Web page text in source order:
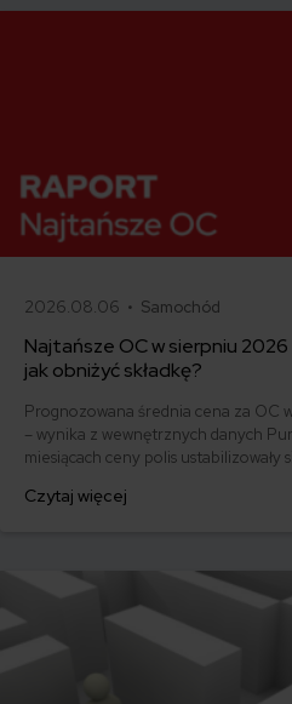
2026.08.06 • Samochód
Najtańsze OC w sierpniu
jak obniżyć składkę?
Prognozowana średnia cena za OC
– wynika z wewnętrznych danych
miesiącach ceny polis ustabilizowały
500 zł, inni – powyżej 1500 zł.
Czytaj więcej